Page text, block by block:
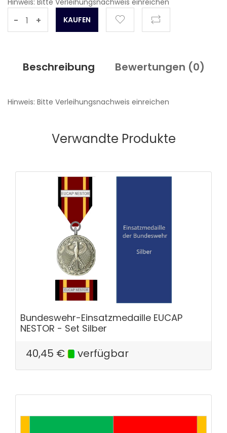
- +
Beschreibung Bewertungen (0)
Hinweis: Bitte Verleihungsnachweis einreichen
Verwandte Produkte
Bundeswehr-Einsatzmedaille EUCAP
NESTOR - Set Silber
40,45 € verfügbar